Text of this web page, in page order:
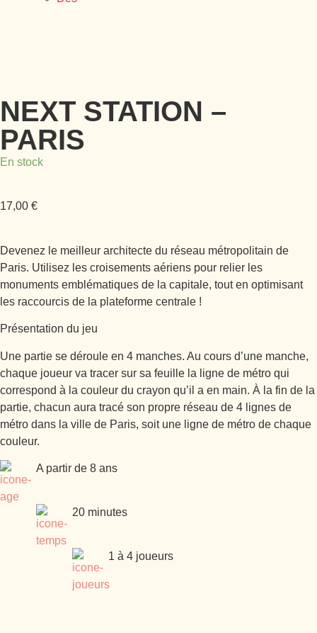
NEXT STATION –
PARIS
En stock
17,00 €
Devenez le meilleur architecte du réseau métropolitain de
Paris. Utilisez les croisements aériens pour relier les
monuments emblématiques de la capitale, tout en optimisant
les raccourcis de la plateforme centrale !
Présentation du jeu
Une partie se déroule en 4 manches. Au cours d’une manche,
chaque joueur va tracer sur sa feuille la ligne de métro qui
correspond à la couleur du crayon qu’il a en main. À la fin de la
partie, chacun aura tracé son propre réseau de 4 lignes de
métro dans la ville de Paris, soit une ligne de métro de chaque
couleur.
A partir de 8 ans
20 minutes
1 à 4 joueurs